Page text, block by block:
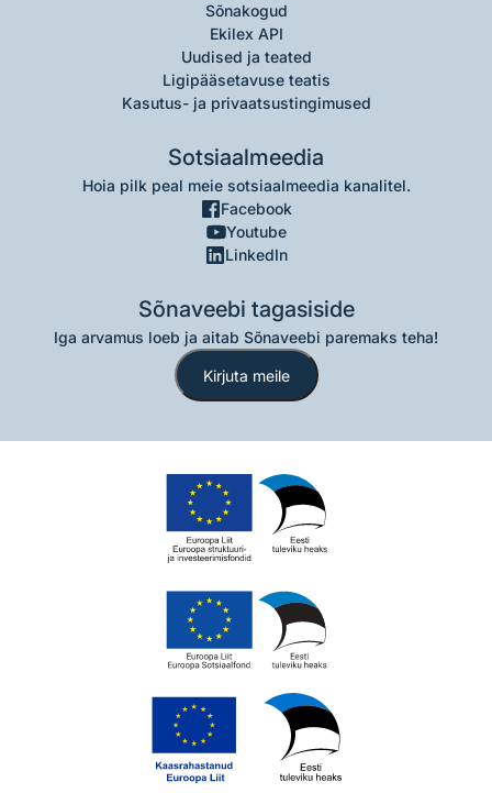
Sõnakogud
Ekilex API
Uudised ja teated
Ligipääsetavuse teatis
Kasutus- ja privaatsustingimused
Sotsiaalmeedia
Hoia pilk peal meie sotsiaalmeedia kanalitel.
Facebook
Youtube
LinkedIn
Sõnaveebi tagasiside
Iga arvamus loeb ja aitab Sõnaveebi paremaks teha!
Kirjuta meile